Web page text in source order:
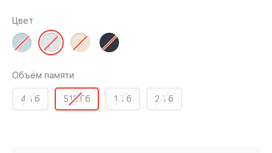
Цвет
Объём памяти
512 Гб 1 Тб 2 Тб
4 Тб